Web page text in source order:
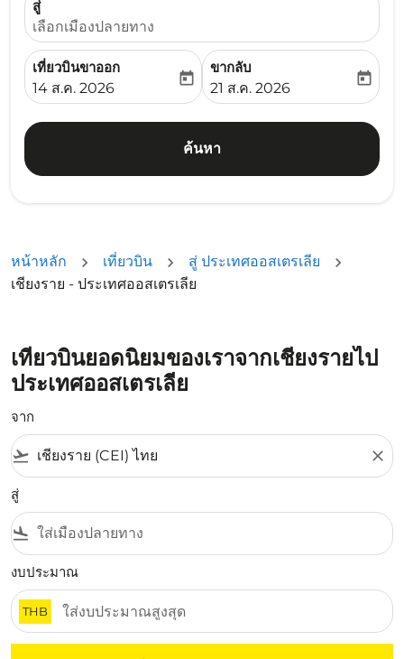
สู่
เลือกเมืองปลายทาง
เที่ยวบินขาออก
fc-booking-departure-date-aria-label
14 ส.ค. 2026
today
ขากลับ
fc-booking-return-date-
21 ส.ค. 2026
today
ค้นหา
หน้าหลัก เที่ยวบิน
สู่ ประเทศออสเตรเลีย
เชียงราย - ประเทศออสเตรเลีย
เที่ยวบินยอดนิยมของเราจากเชียงรายไป
ประเทศออสเตรเลีย
จาก
flight_takeoff close
สู่
flight_land
งบประมาณ
THB